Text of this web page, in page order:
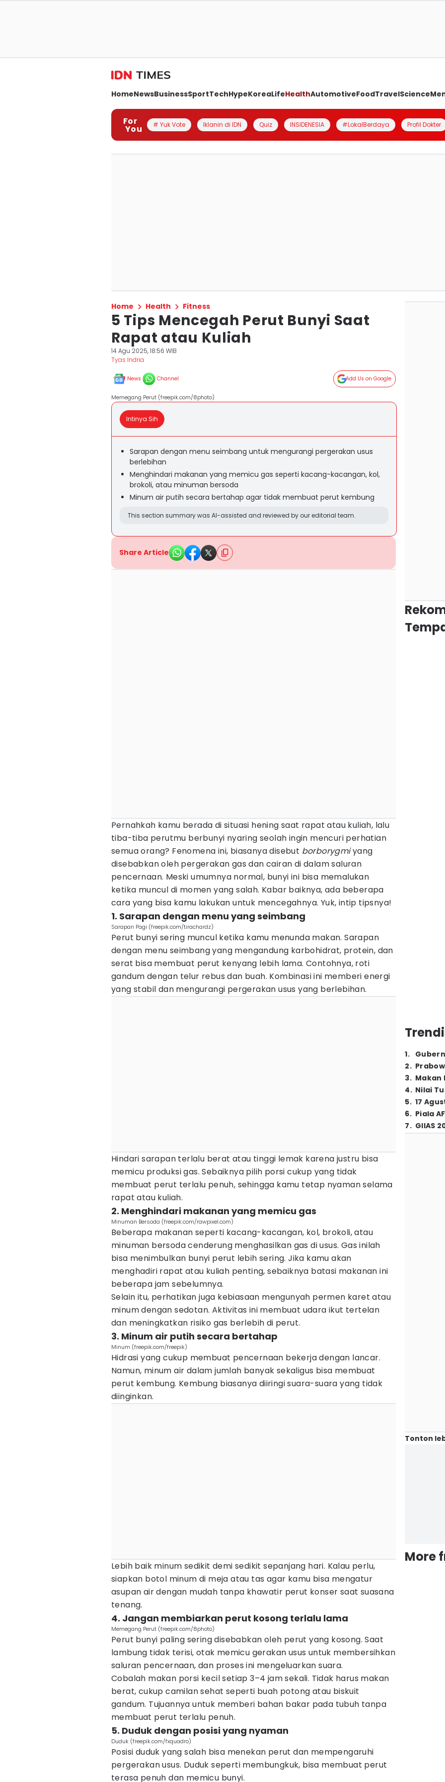
HomeNewsBusinessSportTechHypeKoreaLifeHealthAutomotiveFoodTravelScience
For
You # Yuk Vote Iklanin di IDN Quiz INSIDENESIA #LokalBerdaya Profil Dokter
Home Health Fitness
5 Tips Mencegah Perut Bunyi Saat
Rapat atau Kuliah
14 Agu 2025, 18:56 WIB
Tyas Indria
News Channel Add Us on Google
Memegang Perut (freepik.com/8photo)
Intinya Sih
Sarapan dengan menu seimbang untuk mengurangi pergerakan usus
berlebihan
Menghindari makanan yang memicu gas seperti kacang-kacangan, kol,
brokoli, atau minuman bersoda
Minum air putih secara bertahap agar tidak membuat perut kembung
This section summary was AI-assisted and reviewed by our editorial team.
Share Article
Pernahkah kamu berada di situasi hening saat rapat atau kuliah, lalu
tiba-tiba perutmu berbunyi nyaring seolah ingin mencuri perhatian
semua orang? Fenomena ini, biasanya disebut borborygmiyang
disebabkan oleh pergerakan gas dan cairan di dalam saluran
pencernaan. Meski umumnya normal, bunyi ini bisa memalukan
ketika muncul di momen yang salah. Kabar baiknya, ada beberapa
cara yang bisa kamu lakukan untuk mencegahnya. Yuk, intip tipsnya!
1. Sarapan dengan menu yang seimbang
Sarapan Pagi (freepik.com/tirachardz)
Perut bunyi sering muncul ketika kamu menunda makan. Sarapan
dengan menu seimbang yang mengandung karbohidrat, protein, dan
serat bisa membuat perut kenyang lebih lama. Contohnya, roti
gandum dengan telur rebus dan buah. Kombinasi ini memberi energi
yang stabil dan mengurangi pergerakan usus yang berlebihan.
Hindari sarapan terlalu berat atau tinggi lemak karena justru bisa
memicu produksi gas. Sebaiknya pilih porsi cukup yang tidak
membuat perut terlalu penuh, sehingga kamu tetap nyaman selama
rapat atau kuliah.
2. Menghindari makanan yang memicu gas
Minuman Bersoda (freepik.com/rawpixel.com)
Beberapa makanan seperti kacang-kacangan, kol, brokoli, atau
minuman bersoda cenderung menghasilkan gas di usus. Gas inilah
bisa menimbulkan bunyi perut lebih sering. Jika kamu akan
menghadiri rapat atau kuliah penting, sebaiknya batasi makanan ini
beberapa jam sebelumnya.
Selain itu, perhatikan juga kebiasaan mengunyah permen karet atau
minum dengan sedotan. Aktivitas ini membuat udara ikut tertelan
dan meningkatkan risiko gas berlebih di perut.
3. Minum air putih secara bertahap
Minum (freepik.com/freepik)
Hidrasi yang cukup membuat pencernaan bekerja dengan lancar.
Namun, minum air dalam jumlah banyak sekaligus bisa membuat
perut kembung. Kembung biasanya diiringi suara-suara yang tidak
diinginkan.
Lebih baik minum sedikit demi sedikit sepanjang hari. Kalau perlu,
siapkan botol minum di meja atau tas agar kamu bisa mengatur
asupan air dengan mudah tanpa khawatir perut konser saat suasana
tenang.
4. Jangan membiarkan perut kosong terlalu lama
Memegang Perut (freepik.com/8photo)
Perut bunyi paling sering disebabkan oleh perut yang kosong. Saat
lambung tidak terisi, otak memicu gerakan usus untuk membersihkan
saluran pencernaan, dan proses ini mengeluarkan suara.
Cobalah makan porsi kecil setiap 3–4 jam sekali. Tidak harus makan
berat, cukup camilan sehat seperti buah potong atau biskuit
gandum. Tujuannya untuk memberi bahan bakar pada tubuh tanpa
membuat perut terlalu penuh.
5. Duduk dengan posisi yang nyaman
Duduk (freepik.com/fxquadro)
Posisi duduk yang salah bisa menekan perut dan mempengaruhi
pergerakan usus. Duduk seperti membungkuk, bisa membuat perut
terasa penuh dan memicu bunyi.
1.
2.
3. Makan
4. Nilai
5. 17
6. Piala
7. GIIAS
Tonton
More